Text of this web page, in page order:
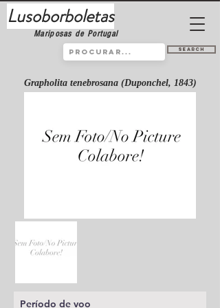
Lusoborboletas
Mariposas de Portugal
Search
Grapholita tenebrosana (Duponchel, 1843)
Período de voo